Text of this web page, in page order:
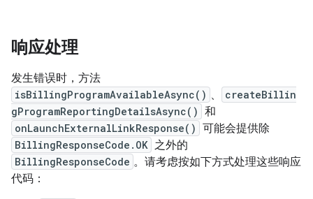
响应处理
发生错误时，方法
isBillingProgramAvailableAsync() 、
createBillin
gProgramReportingDetailsAsync() 和
onLaunchExternalLinkResponse() 可能会提供除
BillingResponseCode.OK 之外的
BillingResponseCode 。请考虑按如下方式处理这些响应
代码：